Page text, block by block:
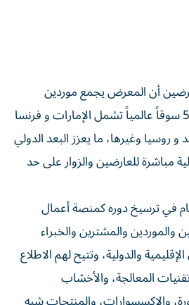
أن المعرض يجمع موردين
ومصنعين من أكثر من 50 سوقاً عالمياً تشمل الإمارات و فرنسا
و روسيا وغيرها، ما يعزز البعد الدولي
مباشرة للعارضين والزوار على حد
في ترسيخ دوره كمنصة أعمال
والمشترين والخبراء
والدولية، وتتيح لهم الاطلاع
المعالجة، والأخشاب